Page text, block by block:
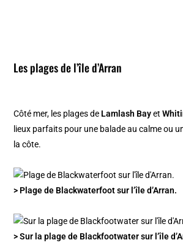
Les plages de l’île d’Arran
Côté mer, les plages de Lamlash Bayet
lieux parfaits pour une balade au calme ou
la côte.
> Plage de Blackwaterfoot sur l’île d’Arran.
> Sur la plage de Blackfootwater sur l’île